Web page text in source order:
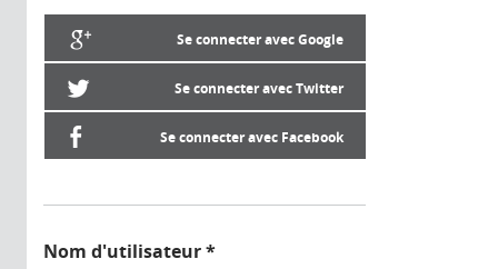
Se connecter avec Google
Se connecter avec Twitter
Se connecter avec Facebook
Nom d'utilisateur*